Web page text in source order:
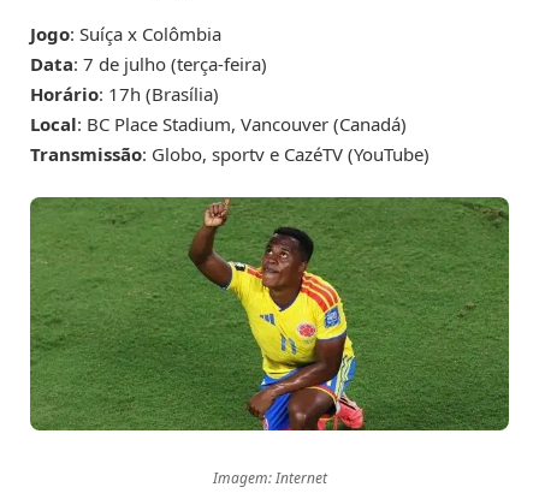
Jogo: Suíça x Colômbia
Data: 7 de julho (terça-feira)
Horário: 17h (Brasília)
Local: BC Place Stadium, Vancouver (Canadá)
Transmissão: Globo, sportv e CazéTV (YouTube)
Imagem: Internet